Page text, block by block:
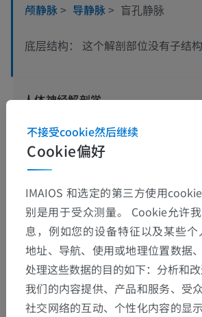
颅静脉> 导静脉> 盲孔静脉
底层结构： 这个解剖部位没有子结构
人体神经解剖学
发现错误？
欢迎提出更正、翻译或内容改进的
检举错误
Cookie偏好
不接受cookie然后继续
IMAIOS 和选定的第三方使用
别是用于受众测量。 Cookie允许
息，例如您的设备特征以及某些
地址、导航、使用或地理位置数据
处理这些数据的目的如下：分析和
我们的内容提供、产品和服务、受
社交网络的互动、个性化内容的显